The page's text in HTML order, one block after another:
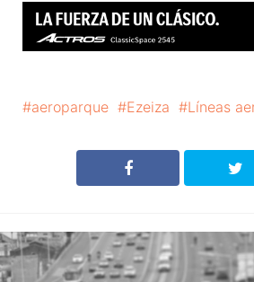
aeroparque Ezeiza Líneas